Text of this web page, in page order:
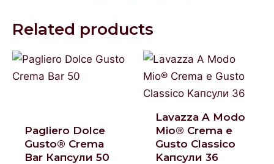
Related products
Pagliero Dolce
Gusto® Crema
Bar Капсули 50
Lavazza A Modo
Mio® Crema e
Gusto Classico
Kапсули 36